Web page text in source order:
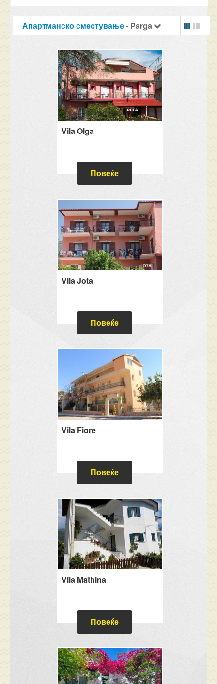
Апартманско сместување- Parga
Vila Olga
Повеќе
Vila Jota
Повеќе
Vila Fiore
Повеќе
Vila Mathina
Повеќе